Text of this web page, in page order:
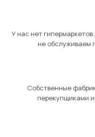
У нас нет
не обслуживаем
Собственные
перекупщиками